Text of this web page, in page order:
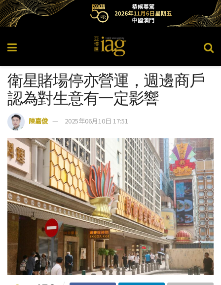
衛星賭場停亦營運，週邊商戶
認為對生意有一定影響
陳嘉俊 2025年06月10日 17:51